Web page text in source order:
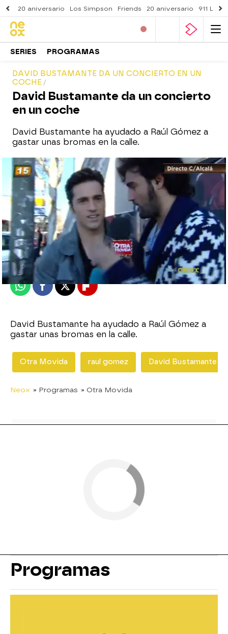
20 aniversario Los Simpson Friends 20 aniversario 911
SERIES PROGRAMAS
DAVID BUSTAMANTE DA UN CONCIERTO EN UN
COCHE
David Bustamante da un concierto
en un coche
David Bustamante ha ayudado a Raúl Gómez a
gastar unas bromas en la calle.
neox
Publicado: 20 de febrero de 2012, 18:30
WhatsappFacebook
X Flipboard
David Bustamante ha ayudado a Raúl Gómez a
gastar unas bromas en la calle.
Otra Movida raul gomez David Bustamante
Neox » Programas » Otra Movida
Programas